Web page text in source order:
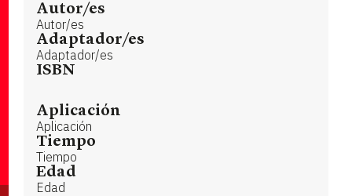
Autor/es
Autor/es
Adaptador/es
Adaptador/es
ISBN
Aplicación
Aplicación
Tiempo
Tiempo
Edad
Edad